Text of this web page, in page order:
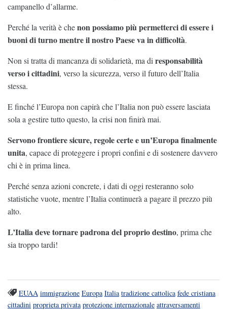
campanello d’allarme.
Perché la verità è chenon possiamo più permetterci di essere i
buoni di turno mentre il nostro Paese va in difficoltà.
Non si tratta di mancanza di solidarietà, ma di responsabilità
verso i cittadini, verso la sicurezza, verso il futuro dell’Italia
stessa.
E finché l’Europa non capirà che l’Italia non può essere lasciata
sola a gestire tutto questo, la crisi non finirà mai.
Servonofrontiere sicure, regole certe e un’Europa finalmente
unita, capace di proteggere i propri confini e di sostenere davvero
chi è in prima linea.
Perché senza azioni concrete, i dati di oggi resteranno solo
statistiche vuote, mentre l’Italia continuerà a pagare il prezzo più
alto.
L’Italia deve tornare padrona del proprio destino, prima che
sia troppo tardi!
EUAA immigrazione Europa Italia tradizione cattolica fede cristiana
cittadini proprieta privata protezione internazionale attraversamenti